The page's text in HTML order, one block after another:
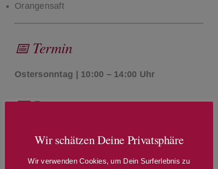
Orangensaft
📅 Termin
Ostersonntag | 10:00 – 14:00 Uhr
💶 Preis
Kinder:
Wir schätzen Deine Privatsphäre
Wir verwenden Cookies, um Dein Surferlebnis zu